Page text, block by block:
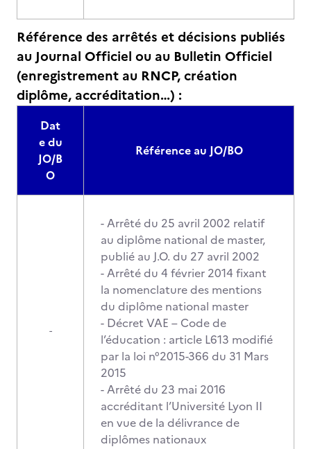
Référence des arrêtés et décisions publiés
au Journal Officiel ou au Bulletin Officiel
(enregistrement au RNCP, création
diplôme, accréditation…) :
Dat
e du
JO/B
O
Référence au JO/BO
-
- Arrêté du 25 avril 2002 relatif
au diplôme national de master,
publié au J.O. du 27 avril 2002
- Arrêté du 4 février 2014 fixant
la nomenclature des mentions
du diplôme national master
- Décret VAE – Code de
l’éducation : article L613 modifié
par la loi n°2015-366 du 31 Mars
2015
- Arrêté du 23 mai 2016
accréditant l’Université Lyon II
en vue de la délivrance de
diplômes nationaux